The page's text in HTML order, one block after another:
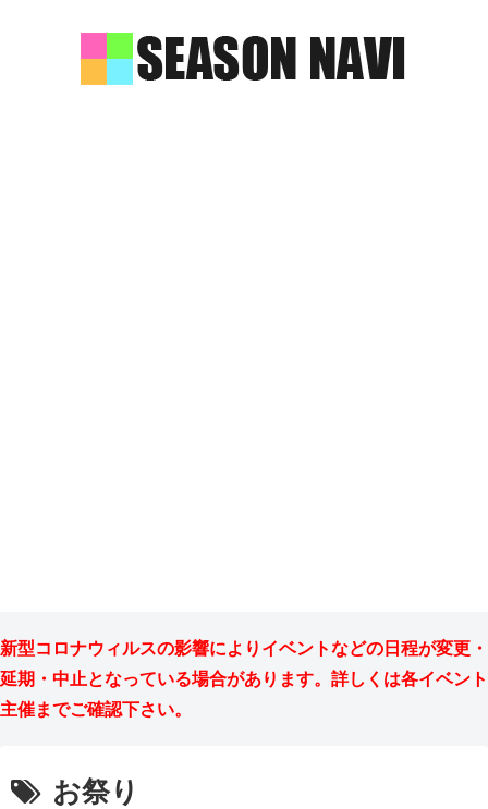
新型コロナウィルスの影響によりイベントなどの日程が変更・
延期・中止となっている場合があります。詳しくは各イベント
主催までご確認下さい。
お祭り